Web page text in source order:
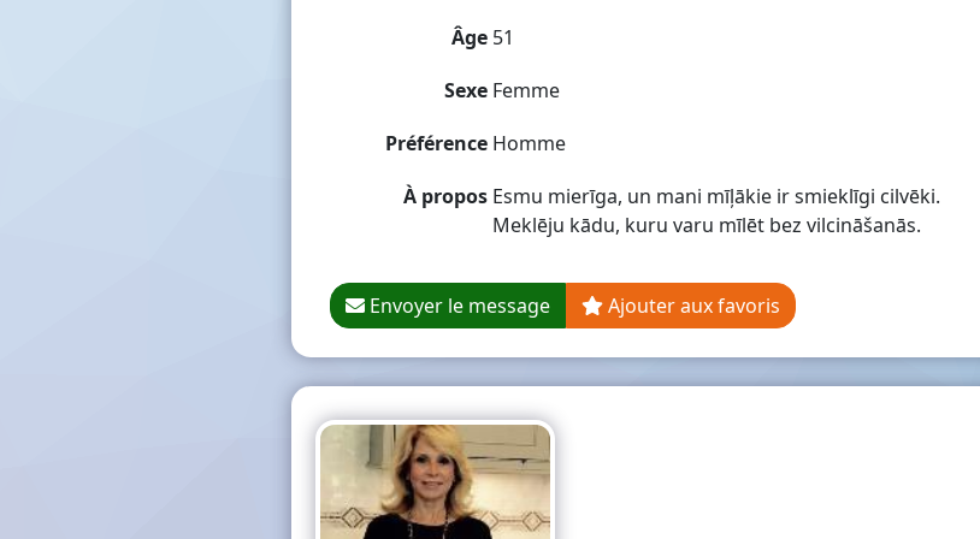
Âge 51
Sexe Femme
Préférence Homme
À propos Esmu mierīga, un mani mīļākie ir smieklīgi cilvēki.
Meklēju kādu, kuru varu mīlēt bez vilcināšanās.
Envoyer le message Ajouter aux favoris